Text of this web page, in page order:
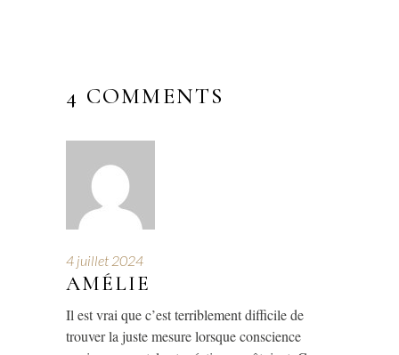
4 COMMENTS
4 juillet 2024
AMÉLIE
Il est vrai que c’est terriblement difficile de
trouver la juste mesure lorsque conscience